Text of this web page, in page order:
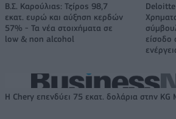
Β.Σ. Καρούλιας: Τζίρος 98,7
εκατ. ευρώ και αύξηση κερδών
57% - Τα νέα στοιχήματα σε
low & non alcohol
είσοδο
Η Chery επενδύει 75 εκατ. δολάρια στην